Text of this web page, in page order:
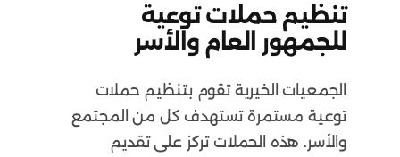
تنظيم حملات توعية
للجمهور العام والأسر
الجمعيات الخيرية تقوم بتنظيم حملات
توعية مستمرة تستهدف كل من المجتمع
والأسر. هذه الحملات تركز على تقديم